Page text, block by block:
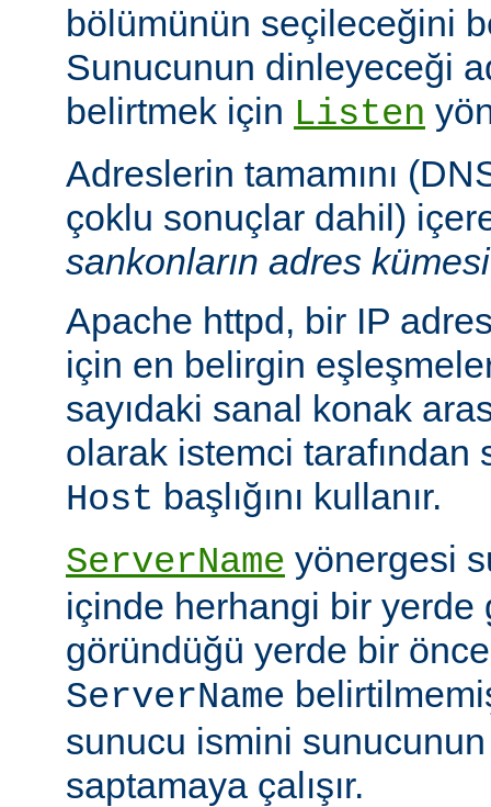
bölümünün seçileceğini
Sunucunun dinleyeceği
belirtmek için Listen
Adreslerin tamamını
çoklu sonuçlar dahil)
sankonların adres kümesi
Apache httpd, bir IP
için en belirgin
sayıdaki sanal konak
olarak istemci tarafından
Host başlığını kullanır.
ServerName yönergesi
içinde herhangi bir yerde
göründüğü yerde bir
ServerName
sunucu ismini
saptamaya çalışır.